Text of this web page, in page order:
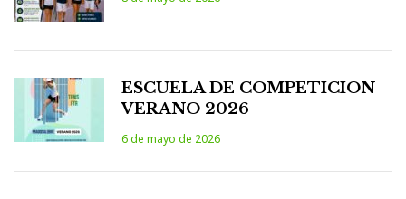
ESCUELA DE COMPETICION
VERANO 2026
6 de mayo de 2026